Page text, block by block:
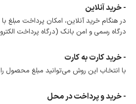
امکان پرداخت در محل
در هنگام خرید محصول، امکان
وجود دارد.
امکان پرداخت اقساطی
است.
ضمانت اصالت کالا
گارانتی معتبر برای تمامی محصولات
- خرید آنلاین
در هنگام خرید آنلاین، امکان پرداخت مبلغ
درگاه رسمی و امن بانک (درگاه پرداخت
- خرید کارت به کارت
با انتخاب این روش می‌توانید مبلغ محصول
- خرید و پرداخت در محل